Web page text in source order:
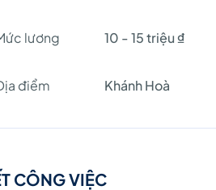
lương 10 - 15 triệu ₫
điểm Khánh Hoà
CÔNG VIỆC